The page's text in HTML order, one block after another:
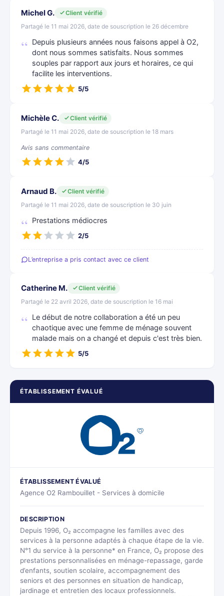
ÉTABLISSEMENT ÉVALUÉ
ÉTABLISSEMENT ÉVALUÉ
Agence O2 Rambouillet - Services à domicile
DESCRIPTION
Depuis 1996, O₂ accompagne les familles avec des
services à la personne adaptés à chaque étape de la vie.
N°1 du service à la personne* en France, O₂ propose des
prestations personnalisées en ménage-repassage, garde
d’enfants, soutien scolaire, accompagnement des
seniors et des personnes en situation de handicap,
jardinage et entretien des locaux professionnels.
Michel G.
Client vérifié
Partagé le 11 mai 2026, date de souscription le 26 décembre
Depuis plusieurs années nous faisons appel à O2,
dont nous sommes satisfaits. Nous sommes
souples par rapport aux jours et horaires, ce qui
facilite les interventions.
5/5
Michèle C.
Client vérifié
Partagé le 11 mai 2026, date de souscription le 18 mars
Avis sans commentaire
4/5
Arnaud B.
Client vérifié
Partagé le 11 mai 2026, date de souscription le 30 juin
Prestations médiocres
2/5
L’entreprise a pris contact avec ce client
Catherine M.
Client vérifié
Partagé le 22 avril 2026, date de souscription le 16 mai
Le début de notre collaboration a été un peu
chaotique avec une femme de ménage souvent
malade mais on a changé et depuis c'est très bien.
5/5